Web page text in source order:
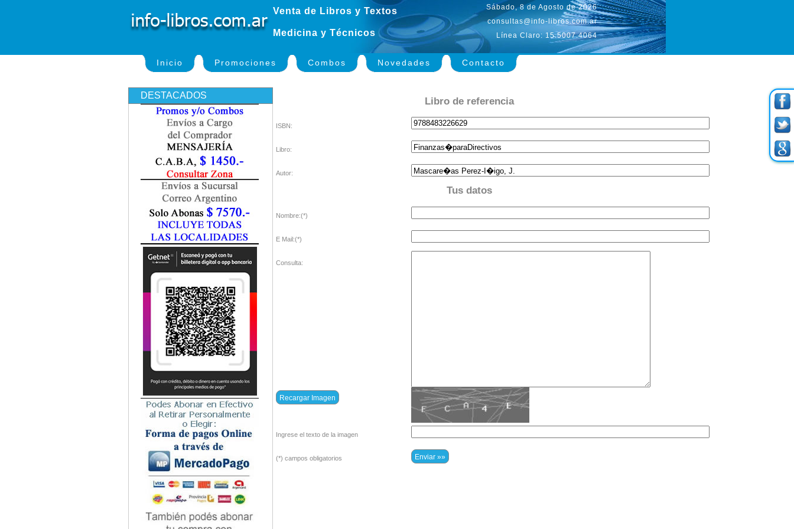
Venta de Libros y Textos
Medicina y Técnicos
Sábado, 8 de Agosto de 2026
consultas@info-libros.com.ar
Línea Claro: 15.5007.4064
Inicio Promociones Combos Novedades Contacto
DESTACADOS
Libro de referencia
ISBN:
Libro:
Autor:
Tus datos
Nombre:(*)
E Mail:(*)
Consulta:
Ingrese el texto de la imagen
(*) campos obligatorios